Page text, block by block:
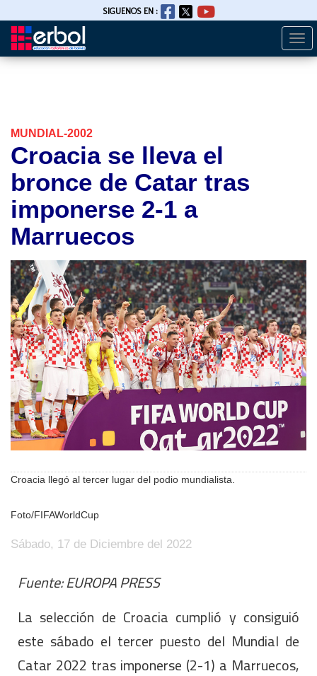
Pasar
SIGUENOS EN :
MUNDIAL-2002
Croacia se lleva el
bronce de Catar tras
imponerse 2-1 a
Marruecos
Croacia llegó al tercer lugar del podio mundialista.
Foto/FIFAWorldCup
Sábado, 17 de Diciembre del 2022
Fuente: EUROPA PRESS
La selección de Croacia cumplió y consiguió
este sábado el tercer puesto del Mundial de
Catar 2022 tras imponerse (2-1) a Marruecos,